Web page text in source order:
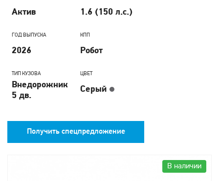
Актив 1.6 (150 л.с.)
ГОД ВЫПУСКА
2026
КПП
Робот
ТИП КУЗОВА
Внедорожник
5 дв.
ЦВЕТ
Серый
Получить спецпредложение
В наличии